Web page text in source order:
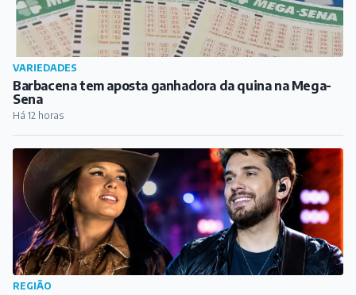
VARIEDADES
Barbacena tem aposta ganhadora da quina na Mega-
Sena
Há 12 horas
REGIÃO